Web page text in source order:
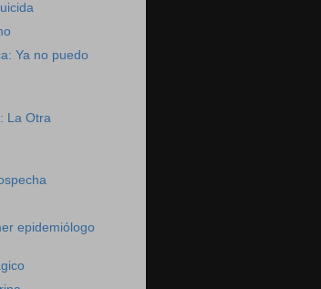
Ya no puedo
La Otra
epidemiólogo